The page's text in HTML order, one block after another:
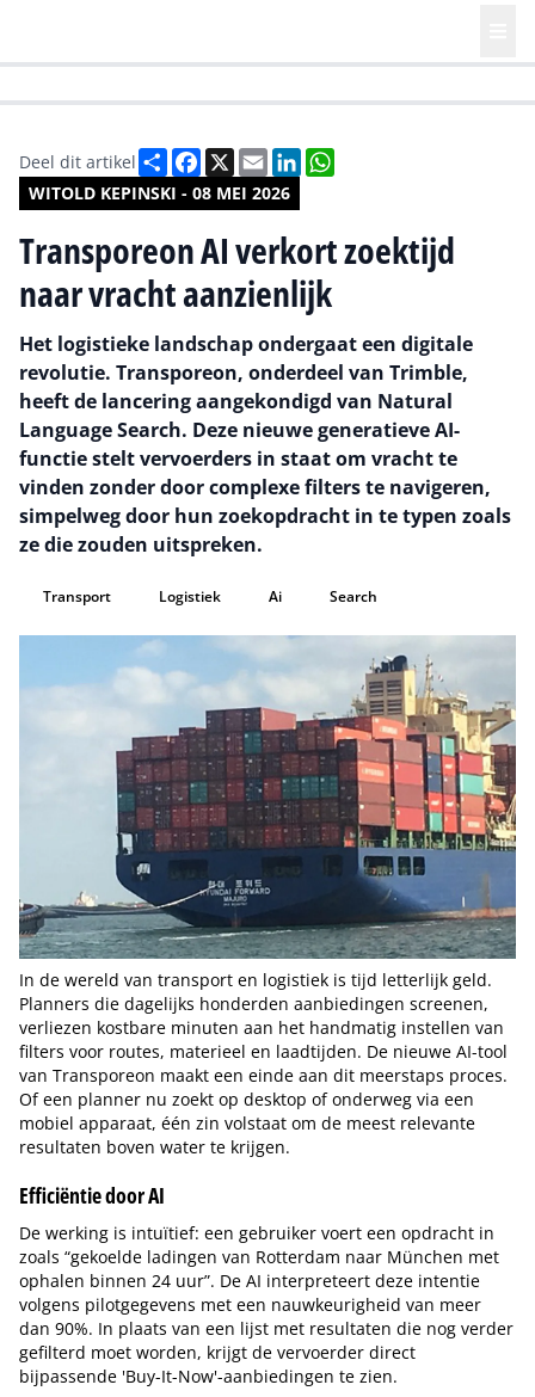
WITOLD KEPINSKI - 08 MEI 2026
Deel dit artikel DeelFacebook
X EmailLinkedIn
Transporeon AI verkort zoektijd
naar vracht aanzienlijk
Het logistieke landschap ondergaat een digitale
revolutie. Transporeon, onderdeel van Trimble,
heeft de lancering aangekondigd van Natural
Language Search. Deze nieuwe generatieve AI-
functie stelt vervoerders in staat om vracht te
vinden zonder door complexe filters te navigeren,
simpelweg door hun zoekopdracht in te typen zoals
ze die zouden uitspreken.
Transport Logistiek Ai Search
In de wereld van transport en logistiek is tijd letterlijk geld.
Planners die dagelijks honderden aanbiedingen screenen,
verliezen kostbare minuten aan het handmatig instellen van
filters voor routes, materieel en laadtijden. De nieuwe AI-tool
van Transporeon maakt een einde aan dit meerstaps proces.
Of een planner nu zoekt op desktop of onderweg via een
mobiel apparaat, één zin volstaat om de meest relevante
resultaten boven water te krijgen.
Efficiëntie door AI
De werking is intuïtief: een gebruiker voert een opdracht in
zoals “gekoelde ladingen van Rotterdam naar München met
ophalen binnen 24 uur”. De AI interpreteert deze intentie
volgens pilotgegevens met een nauwkeurigheid van meer
dan 90%. In plaats van een lijst met resultaten die nog verder
gefilterd moet worden, krijgt de vervoerder direct
bijpassende 'Buy-It-Now'-aanbiedingen te zien.